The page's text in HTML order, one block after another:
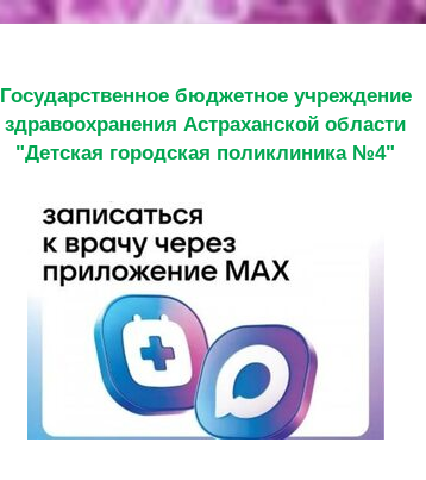
Государственное бюджетное учреждение
здравоохранения Астраханской области
"Детская городская поликлиника №4"